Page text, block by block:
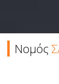
Νομός